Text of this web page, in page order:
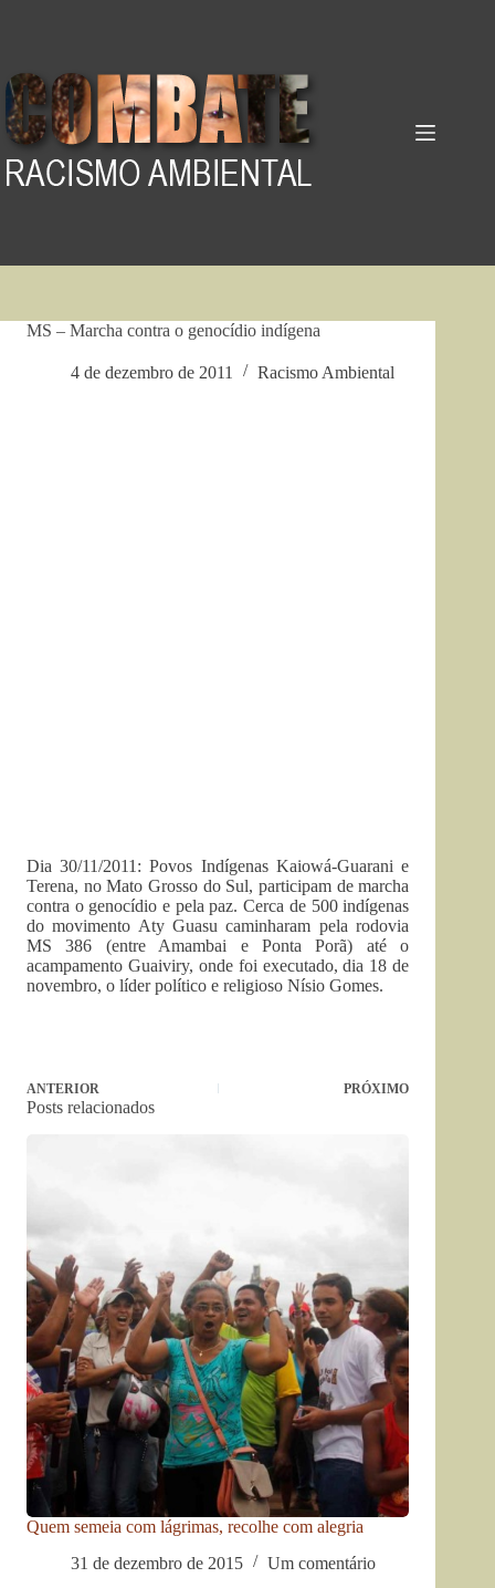
MS – Marcha contra o genocídio indígena
4 de dezembro de 2011 Racismo Ambiental
Dia 30/11/2011: Povos Indígenas Kaiowá-Guarani e
Terena, no Mato Grosso do Sul, participam de marcha
contra o genocídio e pela paz. Cerca de 500 indígenas
do movimento Aty Guasu caminharam pela rodovia
MS 386 (entre Amambai e Ponta Porã) até o
acampamento Guaiviry, onde foi executado, dia 18 de
novembro, o líder político e religioso Nísio Gomes.
ANTERIOR PRÓXIMO
Posts relacionados
Quem semeia com lágrimas, recolhe com alegria
31 de dezembro de 2015
Um comentário